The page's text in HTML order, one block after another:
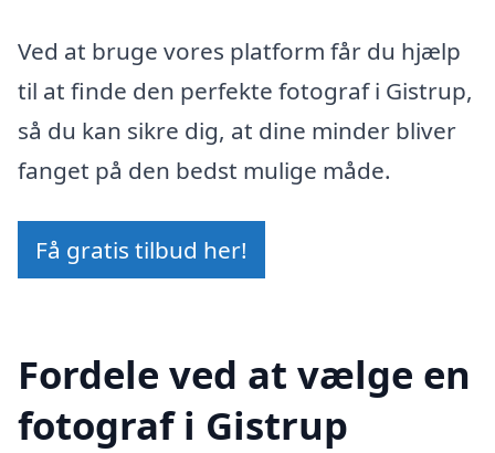
Ved at bruge vores platform får du hjælp
til at finde den perfekte fotograf i Gistrup,
så du kan sikre dig, at dine minder bliver
fanget på den bedst mulige måde.
Få gratis tilbud her!
Fordele ved at vælge en
fotograf i Gistrup